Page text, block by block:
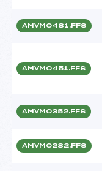
AMVM0481.FFS
AMVM0451.FFS
AMVM0352.FFS
AMVM0282.FFS